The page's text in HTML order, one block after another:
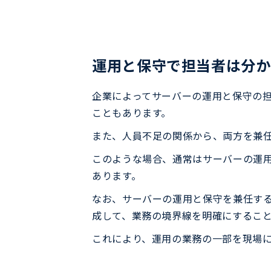
運用と保守で担当者は分
企業によってサーバーの運用と保守の
こともあります。
また、人員不足の関係から、両方を兼
このような場合、通常はサーバーの運
あります。
なお、サーバーの運用と保守を兼任す
成して、業務の境界線を明確にするこ
これにより、運用の業務の一部を現場